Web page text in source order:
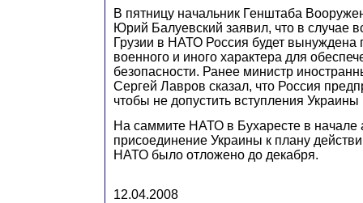
В пятницу начальник Генштаба
Юрий Балуевский заявил, что в случае
Грузии в НАТО Россия будет вынуждена
военного и иного характера для
безопасности. Ранее министр
Сергей Лавров сказал, что Россия
чтобы не допустить вступления
На саммите НАТО в Бухаресте в начале
присоединение Украины к плану
НАТО было отложено до декабря.
12.04.2008